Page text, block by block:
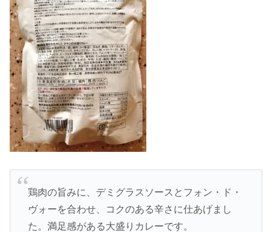
鶏肉の旨みに、デミグラスソースとフォン・ド・
ヴォーを合わせ、コクのある辛さに仕あげまし
た。満足感がある大盛りカレーです。